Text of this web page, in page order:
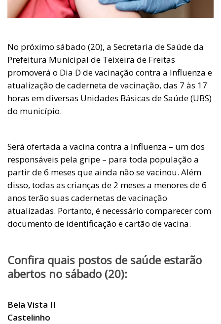
No próximo sábado (20), a Secretaria de Saúde da
Prefeitura Municipal de Teixeira de Freitas
promoverá o Dia D de vacinação contra a Influenza e
atualização de caderneta de vacinação, das 7 às 17
horas em diversas Unidades Básicas de Saúde (UBS)
do município.
Será ofertada a vacina contra a Influenza – um dos
responsáveis pela gripe – para toda população a
partir de 6 meses que ainda não se vacinou. Além
disso, todas as crianças de 2 meses a menores de 6
anos terão suas cadernetas de vacinação
atualizadas. Portanto, é necessário comparecer com
documento de identificação e cartão de vacina.
Confira quais postos de saúde estarão
abertos no sábado (20):
Bela Vista II
Castelinho